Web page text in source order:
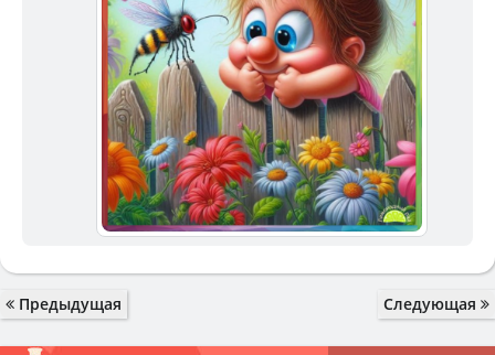
Предыдущая Следующая